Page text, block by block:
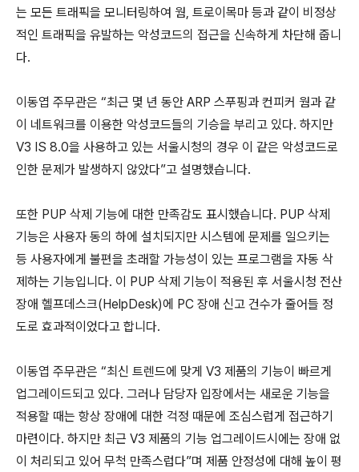
는 모든 트래픽을 모니터링하여 웜, 트로이목마 등과 같이 비정상
적인 트래픽을 유발하는 악성코드의 접근을 신속하게 차단해 줍니
다.
이동엽 주무관은 “최근 몇 년 동안 ARP 스푸핑과 컨피커 웜과 같
이 네트워크를 이용한 악성코드들의 기승을 부리고 있다. 하지만
V3 IS 8.0을 사용하고 있는 서울시청의 경우 이 같은 악성코드로
인한 문제가 발생하지 않았다”고 설명했습니다.
또한 PUP 삭제 기능에 대한 만족감도 표시했습니다. PUP 삭제
기능은 사용자 동의 하에 설치되지만 시스템에 문제를 일으키는
등 사용자에게 불편을 초래할 가능성이 있는 프로그램을 자동 삭
제하는 기능입니다. 이 PUP 삭제 기능이 적용된 후 서울시청 전산
장애 헬프데스크(HelpDesk)에 PC 장애 신고 건수가 줄어들 정
도로 효과적이었다고 합니다.
이동엽 주무관은 “최신 트렌드에 맞게 V3 제품의 기능이 빠르게
업그레이드되고 있다. 그러나 담당자 입장에서는 새로운 기능을
적용할 때는 항상 장애에 대한 걱정 때문에 조심스럽게 접근하기
마련이다. 하지만 최근 V3 제품의 기능 업그레이드시에는 장애 없
이 처리되고 있어 무척 만족스럽다”며 제품 안정성에 대해 높이 평